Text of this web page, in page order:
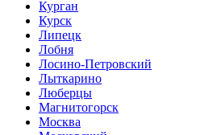
Курган
Курск
Липецк
Лобня
Лосино-Петровский
Лыткарино
Люберцы
Магнитогорск
Москва